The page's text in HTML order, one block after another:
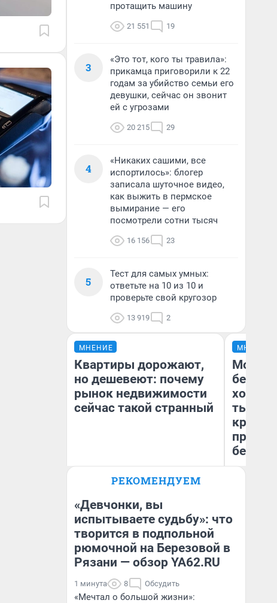
протащить машину
21 551 19
3
«Это тот, кого ты травила»:
прикамца приговорили к 22
годам за убийство семьи его
девушки, сейчас он звонит
ей с угрозами
20 215 29
4
«Никаких сашими, все
испортилось»: блогер
записала шуточное видео,
как выжить в пермское
вымирание — его
посмотрели сотни тысяч
16 156 23
5
Тест для самых умных:
ответьте на 10 из 10 и
проверьте свой кругозор
13 919 2
МНЕНИЕ
Квартиры дорожают,
но дешевеют: почему
рынок недвижимости
сейчас такой странный
Екатерина Торопова
недвижимости
МНЕНИЕ
Мой
хотела
тысяч,
РЕКОМЕНДУЕМ
«Девчонки, вы
испытываете судьбу»: что
творится в подпольной
рюмочной на Березовой в
Рязани — обзор YA62.RU
1 минута 8 Обсудить
«Мечтал о большой жизни»: